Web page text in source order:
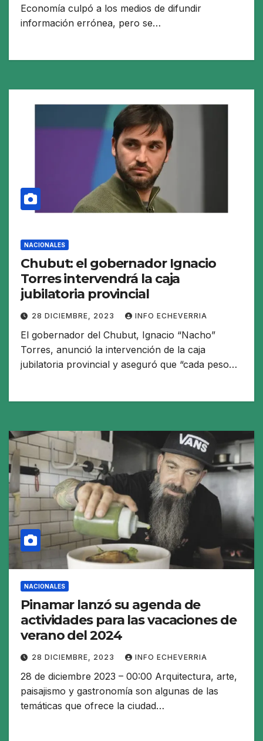
Economía culpó a los medios de difundir
información errónea, pero se…
NACIONALES
Chubut: el gobernador Ignacio
Torres intervendrá la caja
jubilatoria provincial
28 DICIEMBRE, 2023 INFO ECHEVERRIA
El gobernador del Chubut, Ignacio “Nacho”
Torres, anunció la intervención de la caja
jubilatoria provincial y aseguró que “cada peso…
NACIONALES
Pinamar lanzó su agenda de
actividades para las vacaciones de
verano del 2024
28 DICIEMBRE, 2023 INFO ECHEVERRIA
28 de diciembre 2023 – 00:00 Arquitectura, arte,
paisajismo y gastronomía son algunas de las
temáticas que ofrece la ciudad…